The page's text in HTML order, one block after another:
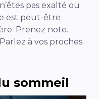
pas exalté ou
est peut-être
Prenez note.
à vos proches.
sommeil